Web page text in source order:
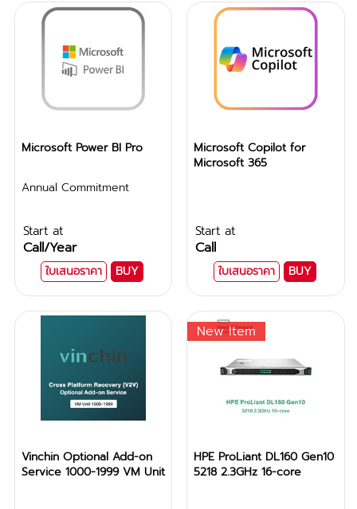
Microsoft Power BI Pro
Annual Commitment
Start at
Call/Year
ใบเสนอราคา BUY
Microsoft Copilot for
Microsoft 365
Start at
Call
ใบเสนอราคา BUY
Vinchin Optional Add-on
Service 1000-1999 VM Unit
New Item
HPE ProLiant DL160 Gen10
5218 2.3GHz 16-core